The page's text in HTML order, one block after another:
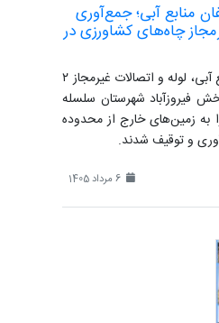
منابع آبی؛ جمع‌آوری
چاه‌های کشاورزی در
در راستای صیانت از منابع آبی، لوله و اتصالات غیرمجاز ۲
فیروزآباد شهرستان سلسله
به زمین‌های خارج از محدوده
و توقیف شدند.